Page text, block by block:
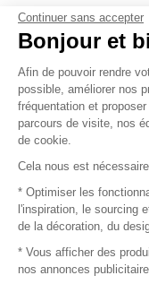
©
Continuer sans accepter
Bonjour et
Afin de pouvoir rendre
possible, améliorer nos
fréquentation et
parcours de visite, nos
de cookie.
Cela nous est
* Optimiser les
l'inspiration, le sourcing
de la décoration, du
* Vous afficher des
nos annonces